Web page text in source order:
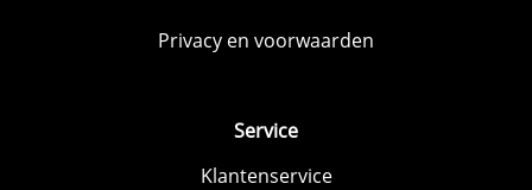
Privacy en voorwaarden
Service
Klantenservice